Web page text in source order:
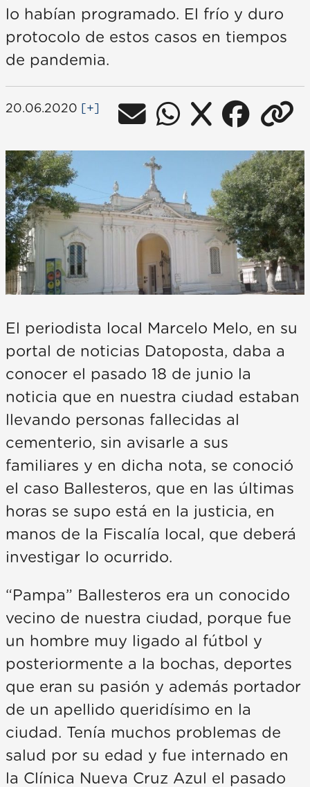
lo habían programado. El frío y duro
protocolo de estos casos en tiempos
de pandemia.
20.06.2020 [+]
El periodista local Marcelo Melo, en su
portal de noticias Datoposta, daba a
conocer el pasado 18 de junio la
noticia que en nuestra ciudad estaban
llevando personas fallecidas al
cementerio, sin avisarle a sus
familiares y en dicha nota, se conoció
el caso Ballesteros, que en las últimas
horas se supo está en la justicia, en
manos de la Fiscalía local, que deberá
investigar lo ocurrido.
“Pampa” Ballesteros era un conocido
vecino de nuestra ciudad, porque fue
un hombre muy ligado al fútbol y
posteriormente a la bochas, deportes
que eran su pasión y además portador
de un apellido queridísimo en la
ciudad. Tenía muchos problemas de
salud por su edad y fue internado en
la Clínica Nueva Cruz Azul el pasado